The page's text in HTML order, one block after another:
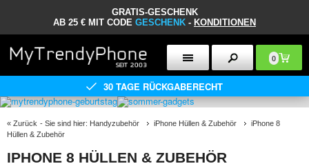
GRATIS-GESCHENK
AB 25 € MIT CODE GESCHENK - KONDITIONEN
0
30 TAGE RÜCKGABERECHT
« Zurück - Sie sind hier: Handyzubehör iPhone Hüllen & Zubehör
iPhone 8
Hüllen & Zubehör
IPHONE 8 HÜLLEN & ZUBEHÖR